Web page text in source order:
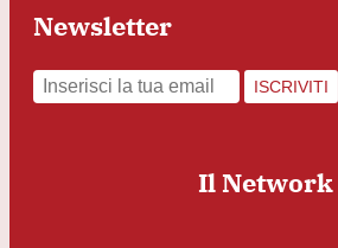
Newsletter
ISCRIVITI
Il Network